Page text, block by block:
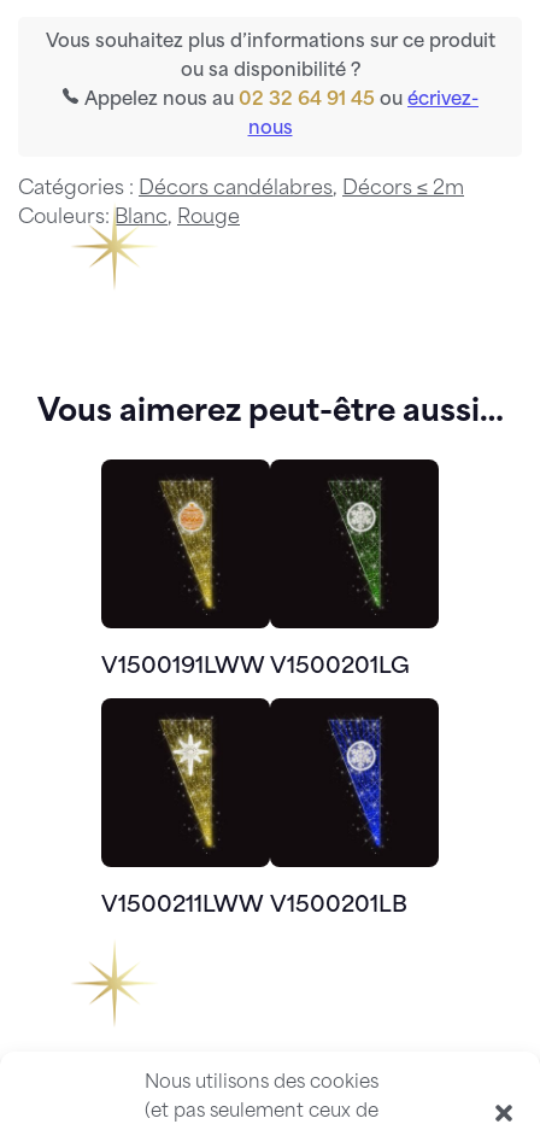
Nous utilisons des cookies
(et pas seulement ceux de
Vous souhaitez plus d’informations sur ce produit
ou sa disponibilité ?
Appelez nous au 02 32 64 91 45 ou écrivez-
nous
Catégories : Décors candélabres, Décors ≤ 2m
Couleurs:Blanc, Rouge
Vous aimerez peut-être aussi…
V1500191LWW V1500201LG
V1500211LWW V1500201LB